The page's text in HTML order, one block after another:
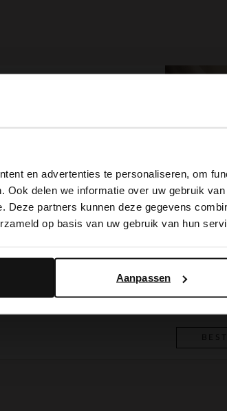
en advertenties te personaliseren, om
Ook delen we informatie over uw gebruik
Deze partners kunnen deze gegevens
op basis van uw gebruik van hun
Aanpassen
Gouden stalen armband met roze details Bruine leren dames riem
BESTEL MEE Off white
89.99
It looks like your language isn't Dutch. Would